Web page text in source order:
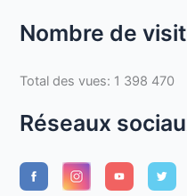
Nombre de
Total des vues: 1 398 470
Réseaux